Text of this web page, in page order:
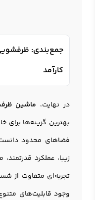
کارآمد
در نهایت، ماشین
بهترین گزینه‌ها برای
فضاهای محدود
زیبا، عملکرد
تجربه‌ای متفاوت از
وجود قابلیت‌های